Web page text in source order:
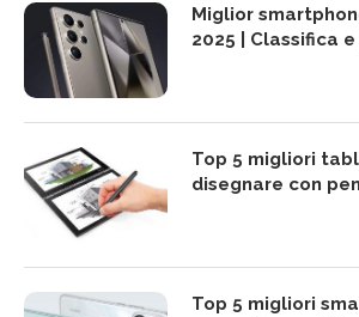
Miglior
2025 | Classifica
Top 5 migliori
disegnare con
Top 5 migliori